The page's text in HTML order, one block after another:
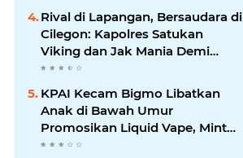
Rival di Lapangan, Bersaudara di
Cilegon: Kapolres Satukan
Viking dan Jak Mania Demi
Nobar Damai Piala Presiden
KPAI Kecam Bigmo Libatkan
Anak di Bawah Umur
Promosikan Liquid Vape, Minta
Aparat Bertindak Tegas